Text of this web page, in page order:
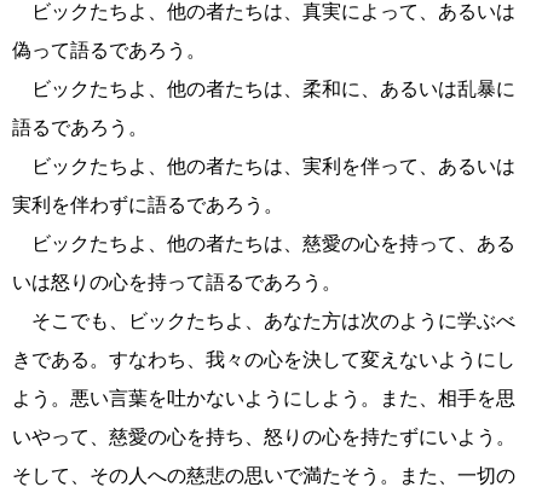
ビックたちよ、他の者たちは、真実によって、あるいは
偽って語るであろう。
ビックたちよ、他の者たちは、柔和に、あるいは乱暴に
語るであろう。
ビックたちよ、他の者たちは、実利を伴って、あるいは
実利を伴わずに語るであろう。
ビックたちよ、他の者たちは、慈愛の心を持って、ある
いは怒りの心を持って語るであろう。
そこでも、ビックたちよ、あなた方は次のように学ぶべ
きである。すなわち、我々の心を決して変えないようにし
よう。悪い言葉を吐かないようにしよう。また、相手を思
いやって、慈愛の心を持ち、怒りの心を持たずにいよう。
そして、その人への慈悲の思いで満たそう。また、一切の